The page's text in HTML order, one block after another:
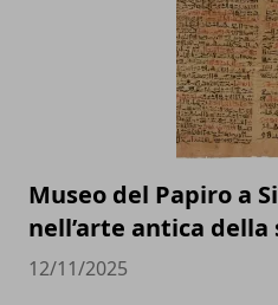
Museo del Papiro a
nell’arte antica
12/11/2025